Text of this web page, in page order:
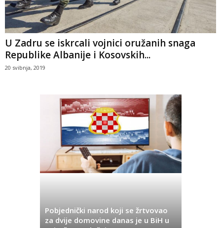
U Zadru se iskrcali vojnici oružanih snaga
Republike Albanije i Kosovskih...
20 svibnja, 2019
Pobjednički narod koji se žrtvovao
za dvije domovine danas je u BiH u